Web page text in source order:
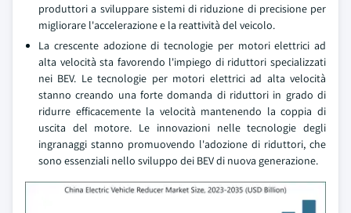
produttori a sviluppare sistemi di riduzione di precisione per
migliorare l'accelerazione e la reattività del veicolo.
La crescente adozione di tecnologie per motori elettrici ad
alta velocità sta favorendo l'impiego di riduttori specializzati
nei BEV. Le tecnologie per motori elettrici ad alta velocità
stanno creando una forte domanda di riduttori in grado di
ridurre efficacemente la velocità mantenendo la coppia di
uscita del motore. Le innovazioni nelle tecnologie degli
ingranaggi stanno promuovendo l'adozione di riduttori, che
sono essenziali nello sviluppo dei BEV di nuova generazione.